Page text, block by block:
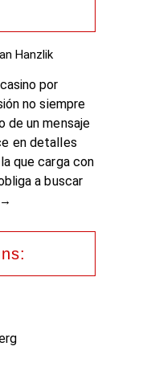
Hanzlik
por
no siempre
de un mensaje
en detalles
que carga con
a buscar